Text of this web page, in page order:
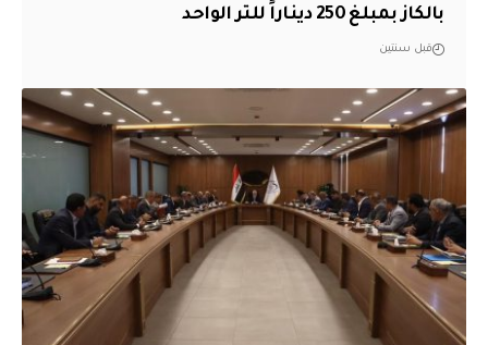
بالكاز بمبلغ 250 ديناراً للتر الواحد
قبل سنتين